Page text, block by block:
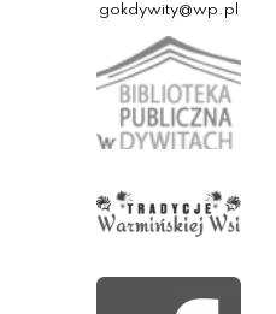
gokdywity@wp.pl